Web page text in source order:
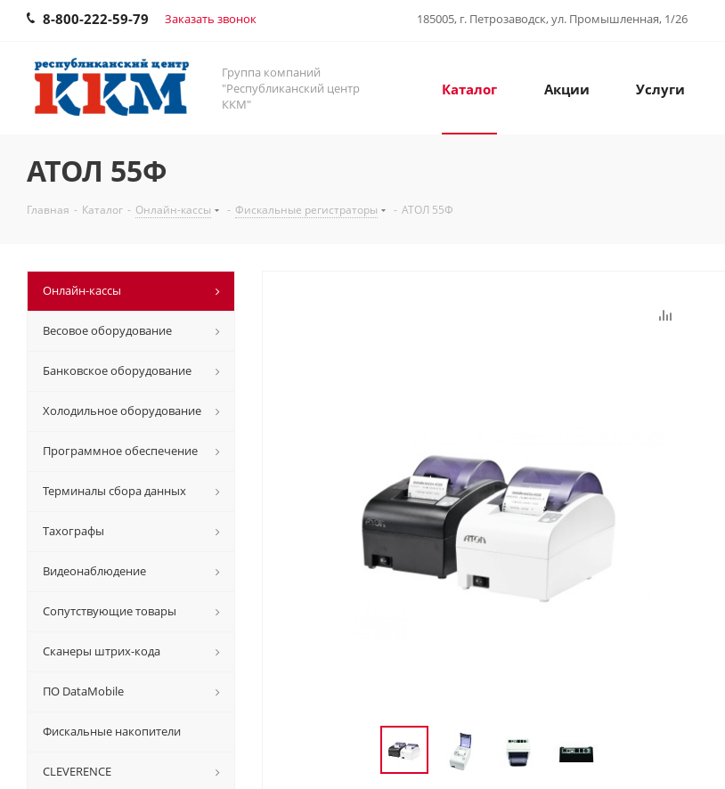
8-800-222-59-79 Заказать звонок 185005, г. Петрозаводск, ул. Промышленная, 1/26
Группа компаний
"Республиканский центр
ККМ"
Каталог Акции Услуги
АТОЛ 55Ф
Главная - Каталог - Онлайн-кассы - Фискальные регистраторы - АТОЛ 55Ф
Онлайн-кассы
Весовое оборудование
Банковское оборудование
Холодильное оборудование
Программное обеспечение
Терминалы сбора данных
Тахографы
Видеонаблюдение
Сопутствующие товары
Сканеры штрих-кода
ПО DataMobile
Фискальные накопители
CLEVERENCE